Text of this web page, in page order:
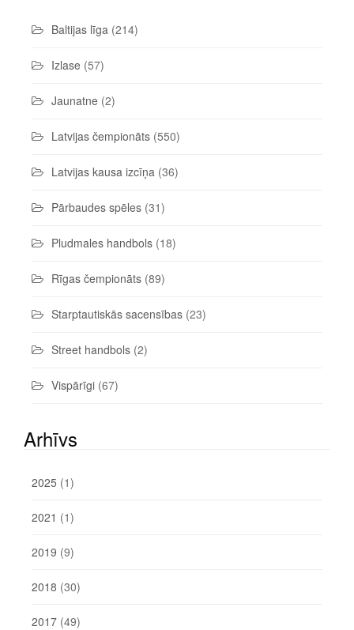
Baltijas līga (214)
Izlase (57)
Jaunatne (2)
Latvijas čempionāts (550)
Latvijas kausa izcīņa (36)
Pārbaudes spēles (31)
Pludmales handbols (18)
Rīgas čempionāts (89)
Starptautiskās sacensības (23)
Street handbols (2)
Vispārīgi (67)
Arhīvs
2025 (1)
2021 (1)
2019 (9)
2018 (30)
2017 (49)